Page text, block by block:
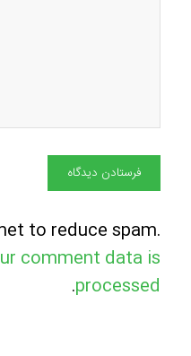
to reduce spam.
comment data is
processed
.